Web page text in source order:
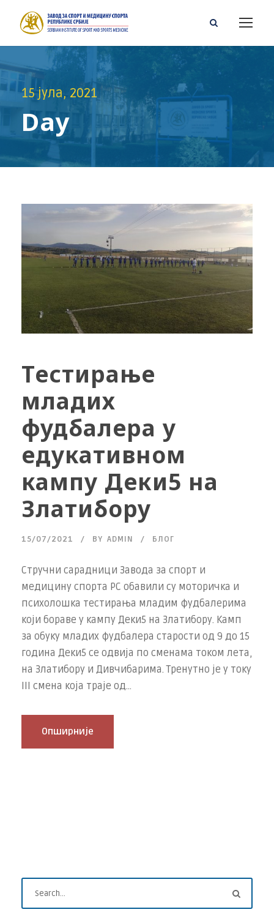
15 јула, 2021
Day
Тестирање
младих
фудбалера у
едукативном
кампу Деки5 на
Златибору
15/07/2021 BY ADMIN БЛОГ
Стручни сарадници Завода за спорт и
медицину спорта РС обавили су моторичка и
психолошка тестирања младим фудбалерима
који бораве у кампу Деки5 на Златибору. Камп
за обуку младих фудбалера старости од 9 до 15
година Деки5 се одвија по сменама током лета,
на Златибору и Дивчибарима. Тренутно је у току
III смена која траје од...
Опширније